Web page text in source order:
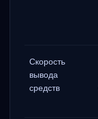
Скорость
вывода
средств